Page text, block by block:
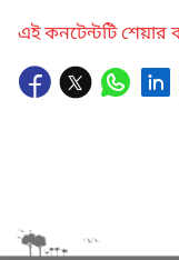
এই কনটেন্টটি